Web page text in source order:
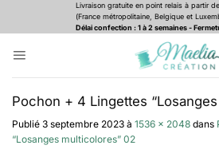
contenu
Livraison gratuite en point relais à partir
(France métropolitaine, Belgique et
Délai confection : 1 à 2 semaines -
Pochon + 4 Lingettes
Publié 3 septembre 2023 à 1536 × 2048 dans
“Losanges multicolores” 02